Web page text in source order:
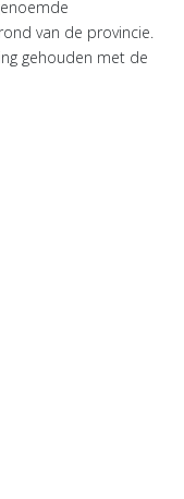
van de provincie.
gehouden met de